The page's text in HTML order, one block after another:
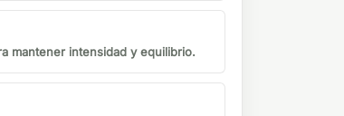
mantener intensidad y equilibrio.